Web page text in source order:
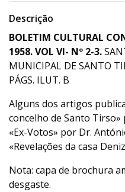
Descrição
BOLETIM CULTURAL
1958. VOL VI- Nº 2-3.
MUNICIPAL DE SANTO
PÁGS. ILUT. B
Alguns dos artigos
concelho de Santo
«Ex-Votos» por Dr.
«Revelações da casa
Nota: capa de brochura
desgaste.